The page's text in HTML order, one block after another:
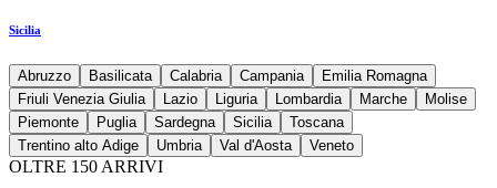
Sicilia
Abruzzo Basilicata Calabria Campania
Emilia Romagna
Friuli Venezia Giulia
Lazio Liguria Lombardia Marche
Molise
Piemonte
Puglia Sardegna Sicilia
Toscana
Trentino alto Adige
Umbria Val d'Aosta Veneto
OLTRE 150 ARRIVI